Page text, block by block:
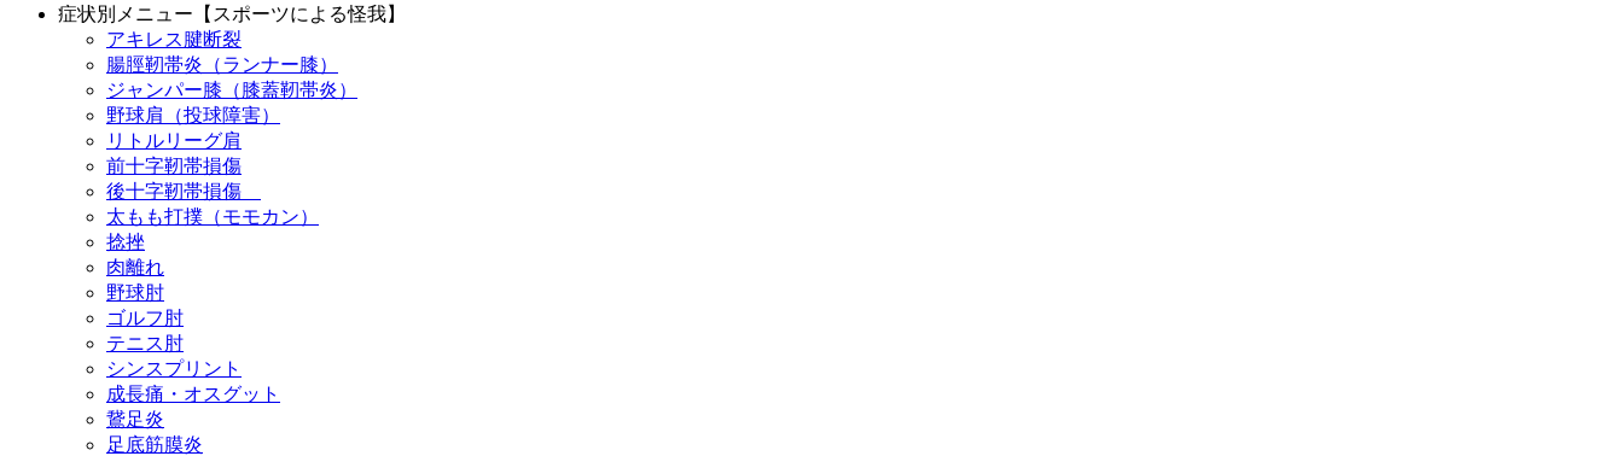
症状別メニュー【スポーツによる怪我】
アキレス腱断裂
腸脛靭帯炎（ランナー膝）
ジャンパー膝（膝蓋靭帯炎）
野球肩（投球障害）
リトルリーグ肩
前十字靭帯損傷
後十字靭帯損傷
太もも打撲（モモカン）
捻挫
肉離れ
野球肘
ゴルフ肘
テニス肘
シンスプリント
成長痛・オスグット
鵞足炎
足底筋膜炎